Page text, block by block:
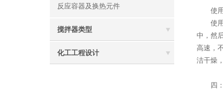
反应容器及换热元件
搅拌器类型
化工工程设计
使用
使
中，然
高速，
洁干燥
四：